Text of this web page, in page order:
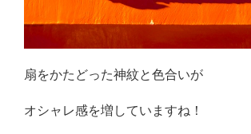
扇をかたどった神紋と色合いが
オシャレ感を増していますね！